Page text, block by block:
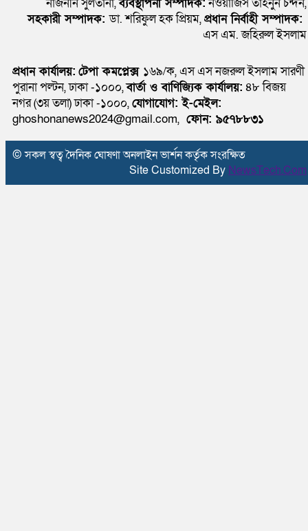
নাজনীন সুলতানা,ব্যবস্থাপনা সম্পাদক:নওয়াজিস তাহনুন চন্দন,
সহকারী সম্পাদক: ডা. শরিফুল হক প্রিয়ম,প্রধান নির্বাহী সম্পাদক:
এস এম. জহিরুল ইসলাম
প্রধান কার্যালয়: টেপা কমপ্লেক্স ১৬৯/ক, এস এস নজরুল ইসলাম সারণী
পুরানা পল্টন, ঢাকা -১০০০,বার্তা ও বাণিজ্যিক কার্যালয়: ৪৮ বিজয়
নগর (৩য় তলা) ঢাকা -১০০০,যোগাযোগ:ই-মেইল:
ghoshonanews2024@gmail.com, ফোন: ৯৫৭৮৮৩১
© সকল স্বত্ব দৈনিক ঘোষণা অনলাইন ভার্শন কর্তৃক সংরক্ষিত
Site Customized By NewsTech.Com